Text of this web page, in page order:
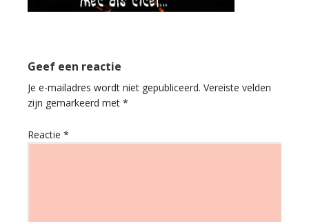
Geef een reactie
Je e-mailadres wordt niet gepubliceerd. Vereiste velden
zijn gemarkeerd met *
Reactie *